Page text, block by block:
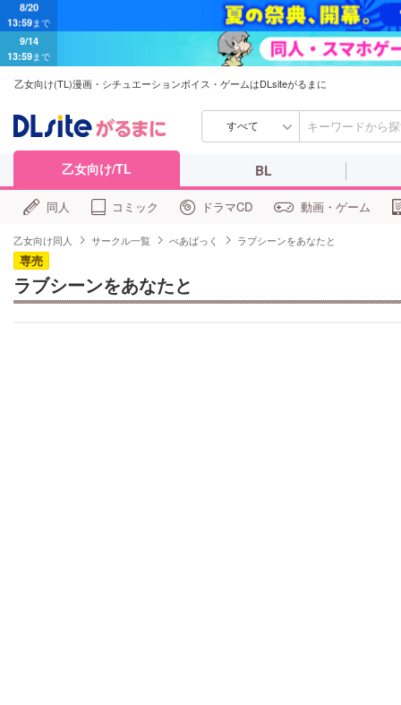
9/14
13:59まで
乙女向け(TL)漫画・シチュエーションボイス・ゲームはDLsiteがるまに
すべて
乙女向け/TL BL
同人 コミック ドラマCD 動画・ゲーム
乙女向け同人 サークル一覧 べあばっく ラブシーンをあなたと
専売
ラブシーンをあなたと